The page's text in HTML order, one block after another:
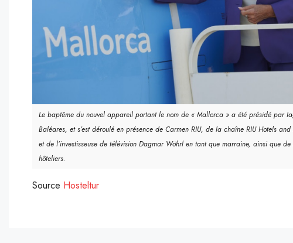
Le baptême du nouvel appareil portant le nom de « Mallorca » a été présidé par
Baléares, et s’est déroulé en présence de Carmen RIU, de la chaîne RIU Hotels
et de l’investisseuse de télévision Dagmar Wöhrl en tant que marraine, ainsi que
hôteliers.
Source Hosteltur